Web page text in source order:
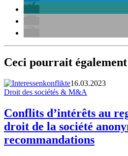
Ceci pourrait
16.03.2023
Droit des sociétés & M&A
Conflits d’intérêts au
droit de la société
recommandations